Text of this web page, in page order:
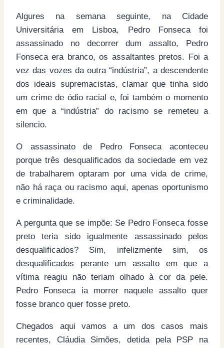
Algures na semana seguinte, na Cidade
Universitária em Lisboa, Pedro Fonseca foi
assassinado no decorrer dum assalto, Pedro
Fonseca era branco, os assaltantes pretos. Foi a
vez das vozes da outra “indústria”, a descendente
dos ideais supremacistas, clamar que tinha sido
um crime de ódio racial e, foi também o momento
em que a “indústria” do racismo se remeteu a
silencio.
O assassinato de Pedro Fonseca aconteceu
porque três desqualificados da sociedade em vez
de trabalharem optaram por uma vida de crime,
não há raça ou racismo aqui, apenas oportunismo
e criminalidade.
A pergunta que se impõe: Se Pedro Fonseca fosse
preto teria sido igualmente assassinado pelos
desqualificados? Sim, infelizmente sim, os
desqualificados perante um assalto em que a
vítima reagiu não teriam olhado à cor da pele.
Pedro Fonseca ia morrer naquele assalto quer
fosse branco quer fosse preto.
Chegados aqui vamos a um dos casos mais
recentes, Cláudia Simões, detida pela PSP na